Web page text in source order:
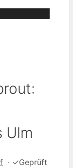
Ulm
· ✓Geprüft